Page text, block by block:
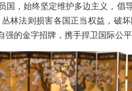
，始终坚定维护多边主义，倡
林法则损害各国正当权益，破
的金字招牌，携手捍卫国际公